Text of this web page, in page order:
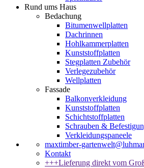
Rund ums Haus
Bedachung
Bitumenwellplatten
Dachrinnen
Hohlkammerplatten
Kunststoffplatten
Stegplatten Zubehör
Verlegezubehör
Wellplatten
Fassade
Balkonverkleidung
Kunststoffplatten
Schichtstoffplatten
Schrauben &
Verkleidungspaneele
maxtimber-
Kontakt
+++Lieferung direkt vom